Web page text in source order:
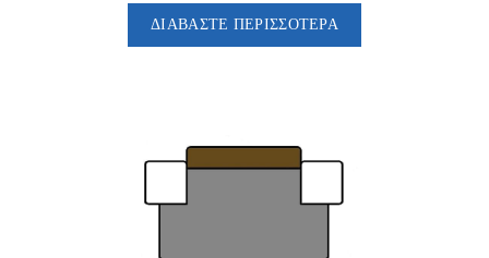
ΔΙΑΒΆΣΤΕ ΠΕΡΙΣΣΌΤΕΡΑ